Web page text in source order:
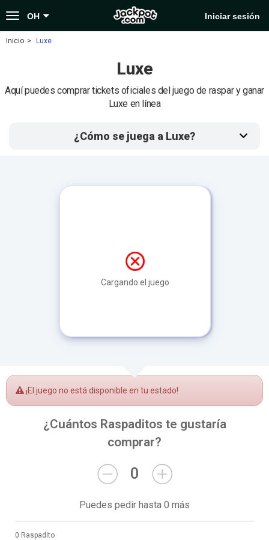
Toggle
navigation
OH Iniciar sesión
Inicio Luxe
Luxe
Aquí puedes comprar tickets oficiales del juego de raspar y ganar
Luxe en línea
¿Cómo se juega a Luxe?
Cargando el juego
¡El juego no está disponible en tu estado!
¿Cuántos Raspaditos te gustaría
comprar?
0
Puedes pedir hasta 0 más
0 Raspadito